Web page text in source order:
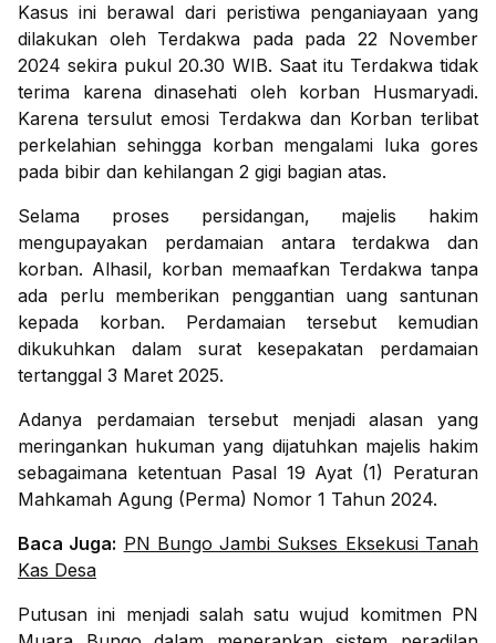
Kasus ini berawal dari peristiwa penganiayaan yang
dilakukan oleh Terdakwa pada pada 22 November
2024 sekira pukul 20.30 WIB. Saat itu Terdakwa tidak
terima karena dinasehati oleh korban Husmaryadi.
Karena tersulut emosi Terdakwa dan Korban terlibat
perkelahian sehingga korban mengalami luka gores
pada bibir dan kehilangan 2 gigi bagian atas.
Selama proses persidangan, majelis hakim
mengupayakan perdamaian antara terdakwa dan
korban. Alhasil, korban memaafkan Terdakwa tanpa
ada perlu memberikan penggantian uang santunan
kepada korban. Perdamaian tersebut kemudian
dikukuhkan dalam surat kesepakatan perdamaian
tertanggal 3 Maret 2025.
Adanya perdamaian tersebut menjadi alasan yang
meringankan hukuman yang dijatuhkan majelis hakim
sebagaimana ketentuan Pasal 19 Ayat (1) Peraturan
Mahkamah Agung (Perma) Nomor 1 Tahun 2024.
Baca Juga: PN Bungo Jambi Sukses Eksekusi Tanah
Kas Desa
Putusan ini menjadi salah satu wujud komitmen PN